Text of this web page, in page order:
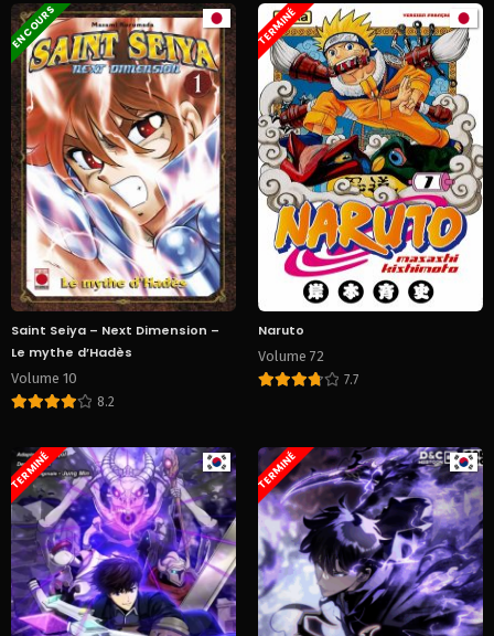
EN COURS
Saint Seiya – Next Dimension –
Le mythe d’Hadès
Volume 10
8.2
TERMINÉ
Naruto
Volume 72
7.7
TERMINÉ TERMINÉ